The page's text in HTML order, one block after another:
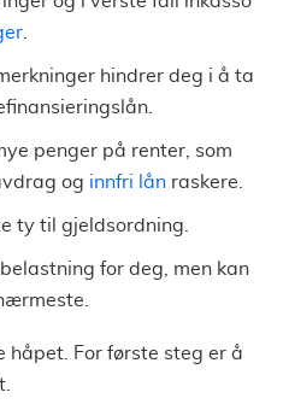
hindrer deg i å ta
penger på renter, som
og innfri lån raskere.
ty til gjeldsordning.
for deg, men kan
håpet. For første steg er å